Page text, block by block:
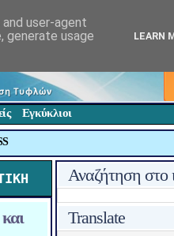
Εγκύκλιοι
Αναζήτηση στο
Translate
user-agent
generate usage
LEARN